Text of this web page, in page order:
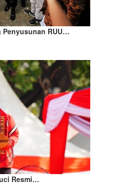
Penyusunan RUU…
Resmi…